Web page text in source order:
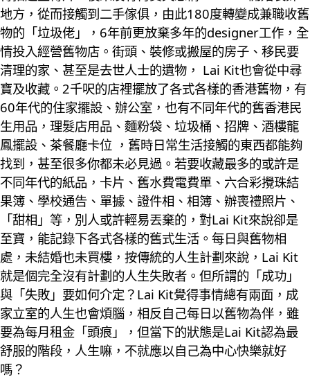
地方，從而接觸到二手傢俱，由此180度轉變成兼職收舊
物的「垃圾佬」，6年前更放棄多年的designer工作，全
情投入經營舊物店。街頭、裝修或搬屋的房子、移民要
清理的家、甚至是去世人士的遺物， Lai Kit也會從中尋
寶及收藏。2千呎的店裡擺放了各式各樣的香港舊物，有
60年代的住家擺設、辦公室，也有不同年代的舊香港民
生用品，理髮店用品、麵粉袋、垃圾桶、招牌、酒樓龍
鳳擺設、茶餐廳卡位 ，舊時日常生活接觸的東西都能夠
找到，甚至很多你都未必見過。若要收藏最多的或許是
不同年代的紙品，卡片、舊水費電費單、六合彩攪珠結
果簿、學校通告、單據、證件相、相簿、辦喪禮照片、
「甜相」等，別人或許輕易丟棄的，對Lai Kit來說卻是
至寶，能記錄下各式各樣的舊式生活。每日與舊物相
處，未結婚也未買樓，按傳統的人生計劃來說，Lai Kit
就是個完全沒有計劃的人生失敗者。但所謂的「成功」
與「失敗」要如何介定？Lai Kit覺得事情總有兩面，成
家立室的人生也會煩腦，相反自己每日以舊物為伴，雖
要為每月租金「頭痕」，但當下的狀態是Lai Kit認為最
舒服的階段，人生嘛，不就應以自己為中心快樂就好
嗎？